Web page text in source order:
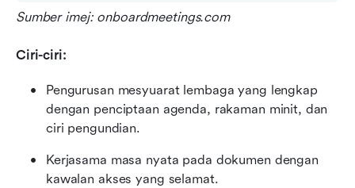
Sumber imej: onboardmeetings.com
Ciri-ciri:
Pengurusan mesyuarat lembaga yang lengkap
dengan penciptaan agenda, rakaman minit, dan
ciri pengundian.
Kerjasama masa nyata pada dokumen dengan
kawalan akses yang selamat.